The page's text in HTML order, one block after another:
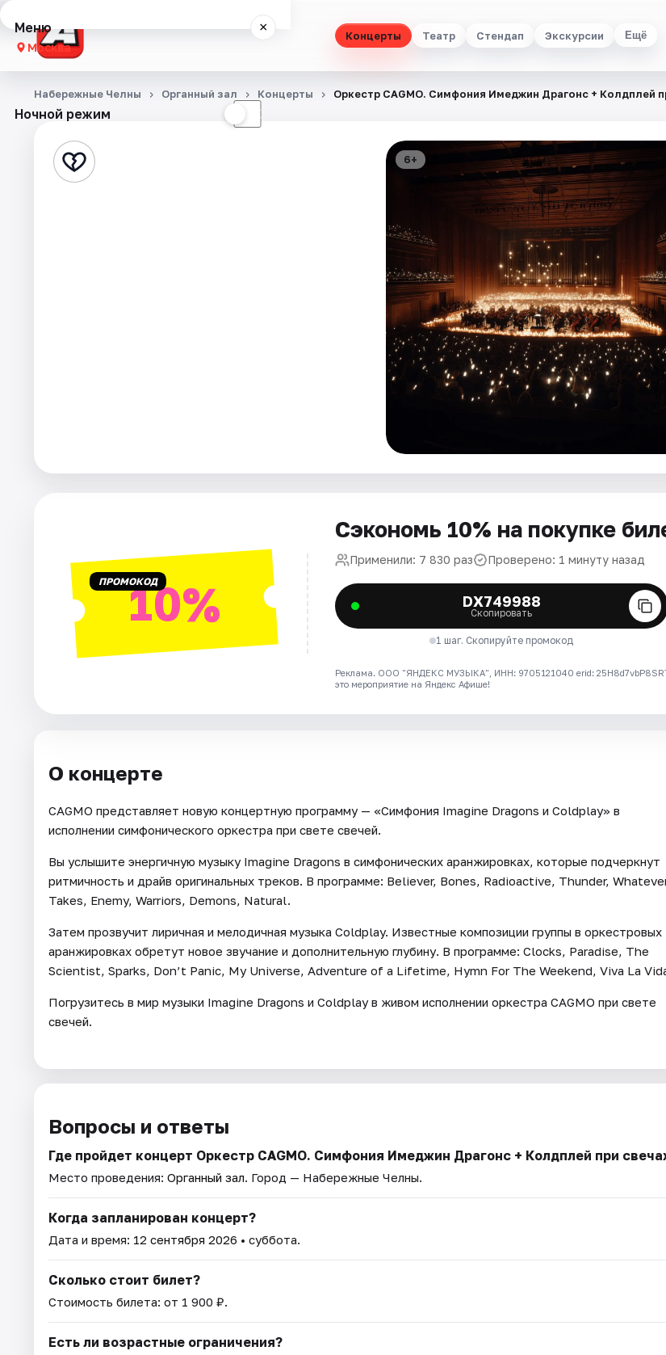
Концерты Театр Стендап Экскурсии Ещё
Меню ×
Москва
Концерты
Стендап
Ночной режим ☾
Набережные Челны Органный зал Концерты Оркестр CAGMO. Симфония Имеджин Драгонс + Колдплей
6+
ПРОМОКОД10%
Сэкономь 10% на покупке
Применили: 7 830 раз Проверено: 1 минуту назад
DX749988
Скопировать
1 шаг. Скопируйте промокод
Реклама. ООО "ЯНДЕКС МУЗЫКА", ИНН: 9705121040 erid:
это мероприятие на Яндекс Афише!
О концерте
CAGMO представляет новую концертную программу — «Симфония Imagine Dragons и Coldplay» в
исполнении симфонического оркестра при свете свечей.
Вы услышите энергичную музыку Imagine Dragons в симфонических аранжировках, которые подчеркнут
ритмичность и драйв оригинальных треков. В программе: Believer, Bones, Radioactive, Thunder,
Takes, Enemy, Warriors, Demons, Natural.
Затем прозвучит лиричная и мелодичная музыка Coldplay. Известные композиции группы в оркестровых
аранжировках обретут новое звучание и дополнительную глубину. В программе: Clocks, Paradise, The
Scientist, Sparks, Don’t Panic, My Universe, Adventure of a Lifetime, Hymn For The Weekend, Viva La
Погрузитесь в мир музыки Imagine Dragons и Coldplay в живом исполнении оркестра CAGMO при свете
свечей.
Вопросы и ответы
Где пройдет концерт Оркестр CAGMO. Симфония Имеджин Драгонс + Колдплей при
Место проведения: Органный зал. Город — Набережные Челны.
Когда запланирован концерт?
Дата и время: 12 сентября 2026 • суббота.
Сколько стоит билет?
Стоимость билета: от 1 900 ₽.
Есть ли возрастные ограничения?